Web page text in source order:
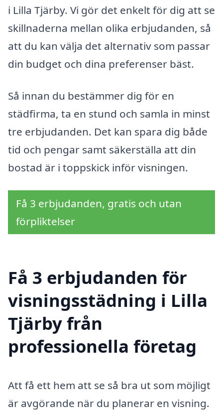
i Lilla Tjärby. Vi gör det enkelt för dig att se
skillnaderna mellan olika erbjudanden, så
att du kan välja det alternativ som passar
din budget och dina preferenser bäst.
Så innan du bestämmer dig för en
städfirma, ta en stund och samla in minst
tre erbjudanden. Det kan spara dig både
tid och pengar samt säkerställa att din
bostad är i toppskick inför visningen.
Få 3 erbjudanden, gratis och utan
förpliktelser
Få 3 erbjudanden för
visningsstädning i Lilla
Tjärby från
professionella företag
Att få ett hem att se så bra ut som möjligt
är avgörande när du planerar en visning.